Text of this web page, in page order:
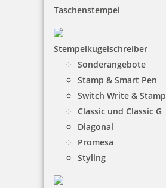
Taschenstempel
Stempelkugelschreiber
Sonderangebote
Stamp & Smart Pen
Switch Write & Stamp
Classic und Classic G
Diagonal
Promesa
Styling
18,80 €